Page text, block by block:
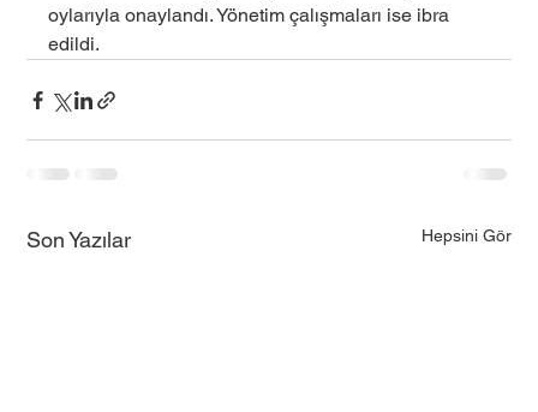
oylarıyla onaylandı. Yönetim çalışmaları ise ibra
edildi.
Son Yazılar Hepsini Gör